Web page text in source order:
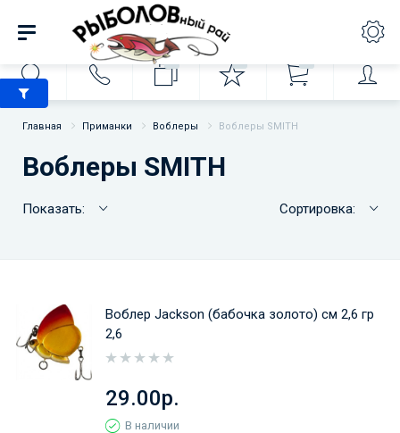
Главная Приманки Воблеры Воблеры SMITH
Воблеры SMITH
Показать: Сортировка:
Воблер Jackson (бабочка золото) см 2,6 гр
2,6
29.00р.
В наличии